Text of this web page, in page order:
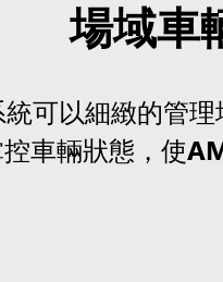
場域車
可以細緻的管
車輛狀態，使